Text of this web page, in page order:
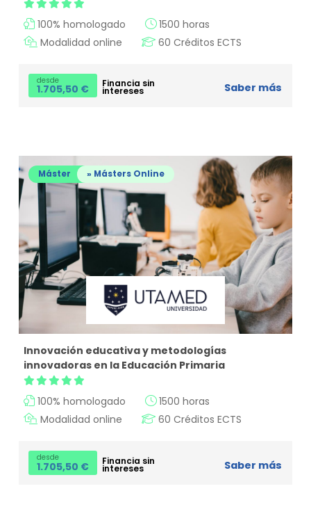
100% homologado
1500 horas
Modalidad online
60 Créditos ECTS
desde
1.705,50 € Financia sin
intereses Saber más
Máster » Másters Online
Innovación educativa y metodologías
innovadoras en la Educación Primaria
100% homologado
1500 horas
Modalidad online
60 Créditos ECTS
desde
1.705,50 € Financia sin
intereses Saber más